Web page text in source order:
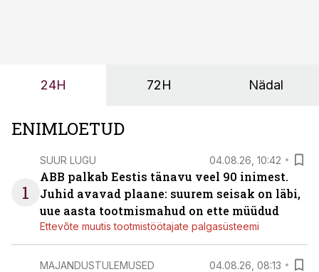
24H 72H Nädal
ENIMLOETUD
1
SUUR LUGU 04.08.26, 10:42
ABB palkab Eestis tänavu veel 90 inimest.
Juhid avavad plaane: suurem seisak on läbi,
uue aasta tootmismahud on ette müüdud
Ettevõte muutis tootmistöötajate palgasüsteemi
MAJANDUSTULEMUSED 04.08.26, 08:13